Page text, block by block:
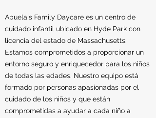
Abuela's Family Daycare es un centro de
cuidado infantil ubicado en Hyde Park con
licencia del estado de Massachusetts.
Estamos comprometidos a proporcionar un
entorno seguro y enriquecedor para los niños
de todas las edades. Nuestro equipo está
formado por personas apasionadas por el
cuidado de los niños y que están
comprometidas a ayudar a cada niño a